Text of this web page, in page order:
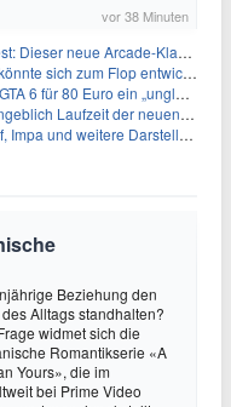
vor 38 Minuten
Arcade-Klassiker verzeiht dir gar nichts
sich zum Flop entwickeln
Euro ein „unglaubliches Schnäppchen“
der neuen Gameplay-Präsentation
weitere Darsteller sollen feststehen
Beziehung den
Alltags standhalten?
widmet sich die
Romantikserie «A
Yours», die im
bei Prime Video